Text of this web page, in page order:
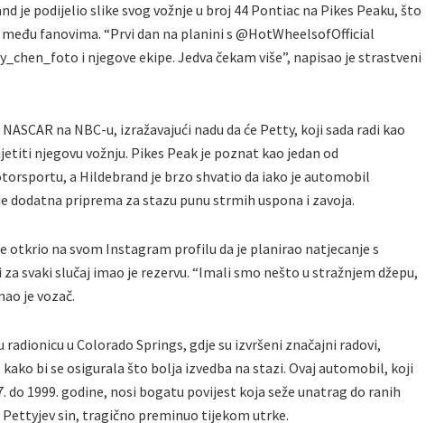
je podijelio slike svog vožnje u broj 44 Pontiac na Pikes Peaku, što
fanovima. “Prvi dan na planini s @HotWheelsofOfficial
i njegove ekipe. Jedva čekam više”, napisao je strastveni
na NBC-u, izražavajući nadu da će Petty, koji sada radi kao
njegovu vožnju. Pikes Peak je poznat kao jedan od
a Hildebrand je brzo shvatio da iako je automobil
dodatna priprema za stazu punu strmih uspona i zavoja.
otkrio na svom Instagram profilu da je planirao natjecanje s
svaki slučaj imao je rezervu. “Imali smo nešto u stražnjem džepu,
je vozač.
radionicu u Colorado Springs, gdje su izvršeni značajni radovi,
bi se osigurala što bolja izvedba na stazi. Ovaj automobil, koji
1999. godine, nosi bogatu povijest koja seže unatrag do ranih
Pettyjev sin, tragično preminuo tijekom utrke.